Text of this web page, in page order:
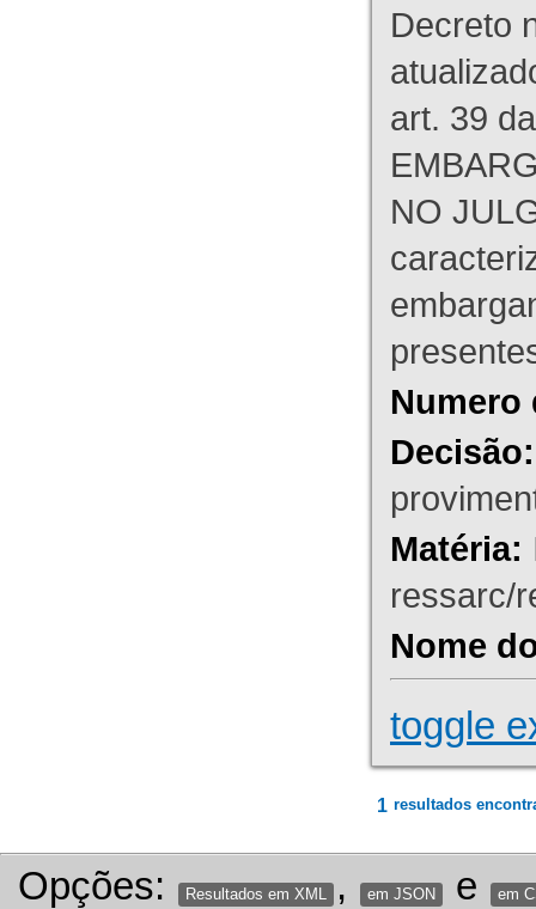
Decreto
art. 39
NO
Numero
Decisão:
Matéria:
ressarc/
Nome
toggle
1 resultados
Opções: Resultados em XML , em JSON e em